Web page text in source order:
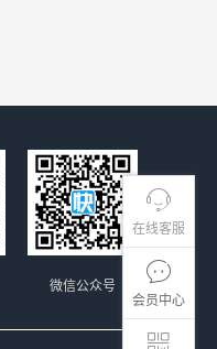
在线客服
会员中心
微信公众号